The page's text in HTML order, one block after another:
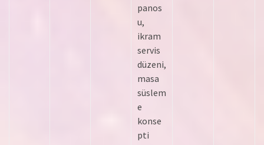
panos
u,
ikram
servis
düzeni,
masa
süslem
e
konse
pti